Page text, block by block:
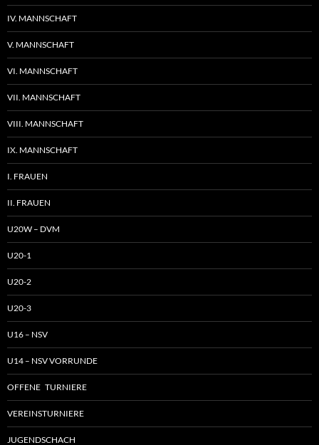
IV. MANNSCHAFT
V. MANNSCHAFT
VI. MANNSCHAFT
VII. MANNSCHAFT
VIII. MANNSCHAFT
IX. MANNSCHAFT
I. FRAUEN
II. FRAUEN
U20W – DVM
U20-1
U20-2
U20-3
U16 – NSV
U14 – NSV VORRUNDE
OFFENE TURNIERE
VEREINSTURNIERE
JUGENDSCHACH